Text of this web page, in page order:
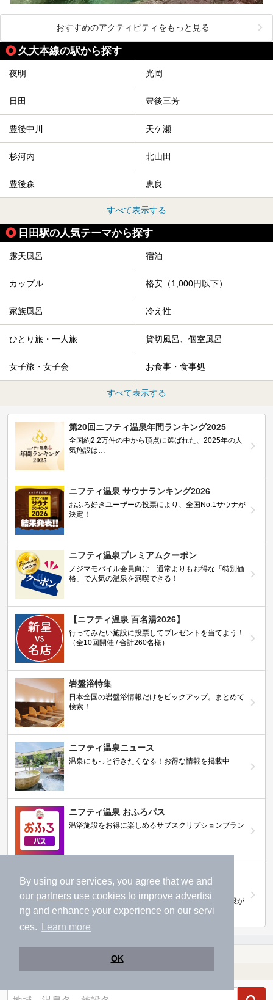
By using our services, you agree that we and
our partners use cookies to improve advertisi
ng and enhance your experience on our servi
ces.
Learn more
OK
おすすめのアクティビティをもっと見る
久大本線の駅から探す
夜明 光岡
日田 豊後三芳
豊後中川 天ケ瀬
杉河内 北山田
豊後森 恵良
すべて表示する
日田駅の人気テーマから探す
露天風呂 宿泊
カップル 格安（1,000円以下）
家族風呂 冷え性
ひとり旅・一人旅 貸切風呂、個室風呂
女子旅・女子会 お食事・食事処
すべて表示する
第20回ニフティ温泉年間ランキング2025
全国約2.2万件の中から頂点に選ばれた、2025年の人
気施設は…
ニフティ温泉 サウナランキング2026
おふろ好きユーザーの投票により、全国No.1サウナが
決定！
ニフティ温泉プレミアムクーポン
ノジマモバイル会員向け 通常よりもお得な「特別価
格」で人気の温泉を満喫できる！
【ニフティ温泉 百名湯2026】
行ってみたい施設に投票してプレゼントを当てよう！
（全10回開催 / 合計260名様）
岩盤浴特集
日本全国の岩盤浴情報だけをピックアップ。まとめて
検索！
ニフティ温泉ニュース
温泉にもっと行きたくなる！お得な情報を掲載中
ニフティ温泉 おふろパス
温浴施設をお得に楽しめるサブスクリプションプラン
【ニフティライフスタイル株主優待のご案
内】
株主優待制度で人気の温浴施設に行こう！対象施設が
拡充されました！
大分県
温浴施設を探す